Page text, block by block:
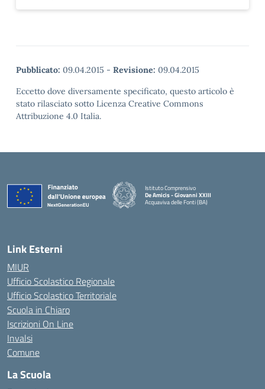
Pubblicato: 09.04.2015 - Revisione: 09.04.2015
Eccetto dove diversamente specificato, questo articolo è
stato rilasciato sotto Licenza Creative Commons
Attribuzione 4.0 Italia.
Istituto Comprensivo
De Amicis - Giovanni XXIII
Acquaviva delle Fonti (BA)
— Visita la pagina iniziale della scuola
Link Esterni
MIUR
Ufficio Scolastico Regionale
Ufficio Scolastico Territoriale
Scuola in Chiaro
Iscrizioni On Line
Invalsi
Comune
La Scuola